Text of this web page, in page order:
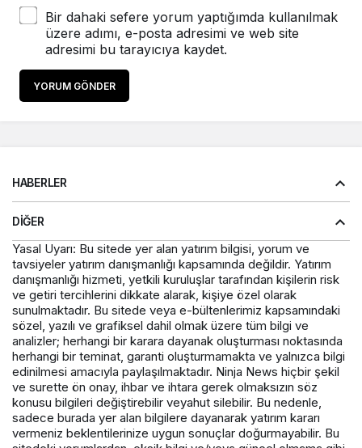
Bir dahaki sefere yorum yaptığımda kullanılmak
üzere adımı, e-posta adresimi ve web site
adresimi bu tarayıcıya kaydet.
YORUM GÖNDER
HABERLER
DIĞER
Yasal Uyarı: Bu sitede yer alan yatırım bilgisi, yorum ve
tavsiyeler yatırım danışmanlığı kapsamında değildir. Yatırım
danışmanlığı hizmeti, yetkili kuruluşlar tarafından kişilerin risk
ve getiri tercihlerini dikkate alarak, kişiye özel olarak
sunulmaktadır. Bu sitede veya e-bültenlerimiz kapsamındaki
sözel, yazılı ve grafiksel dahil olmak üzere tüm bilgi ve
analizler; herhangi bir karara dayanak oluşturması noktasında
herhangi bir teminat, garanti oluşturmamakta ve yalnızca bilgi
edinilmesi amacıyla paylaşılmaktadır. Ninja News hiçbir şekil
ve surette ön onay, ihbar ve ihtara gerek olmaksızın söz
konusu bilgileri değiştirebilir veyahut silebilir. Bu nedenle,
sadece burada yer alan bilgilere dayanarak yatırım kararı
vermeniz beklentilerinize uygun sonuçlar doğurmayabilir. Bu